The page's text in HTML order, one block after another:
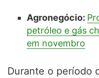
Agronegócio:
petróleo e gás
em novembro
Durante o período